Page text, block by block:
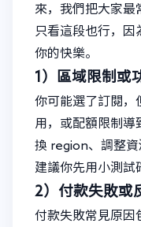
來，我們把大家最
只看這段也行，因
你的快樂。
1）區域限制或
你可能選了訂閱，
用，或配額限制導
換 region、調整資
建議你先用小測試
2）付款失敗或
付款失敗常見原因